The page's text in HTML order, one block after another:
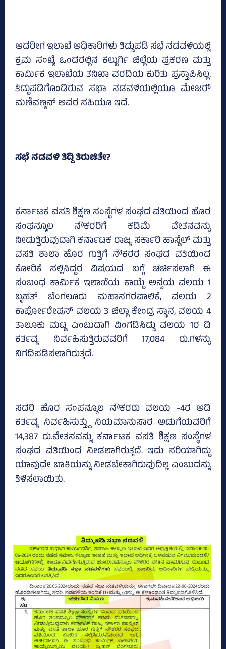
ಆದರೀಗ ಇಲಾಖೆ ಅಧಿಕಾರಿಗಳು ತಿದ್ದುಪಡಿ ಸಭೆ ನಡವಳಿಯಲ್ಲಿ
ಕ್ರಮ ಸಂಖ್ಯೆ ಒಂದರಲ್ಲಿನ ಕಲ್ಬುರ್ಗಿ ಜಿಲ್ಲೆಯ ಪ್ರಕರಣ ಮತ್ತು
ಕಾರ್ಮಿಕ ಇಲಾಖೆಯ ತನಿಖಾ ವರದಿಯ ಕುರಿತು ಪ್ರಸ್ತಾಪಿಸಿಲ್ಲ.
ತಿದ್ದುಪಡಿಗೊಂಡಿರುವ ಸಭಾ ನಡವಳಿಯಲ್ಲಿಯೂ ಮೇಜರ್‍‌
ಮಣಿವಣ್ಣನ್‌ ಅವರ ಸಹಿಯೂ ಇದೆ.
ಸಭೆ ನಡವಳಿ ತಿದ್ದಿ ತಿರುಚಿತೇ?
ಕರ್ನಾಟಕ ವಸತಿ ಶಿಕ್ಷಣ ಸಂಸ್ಥೆಗಳ ಸಂಘದ ವತಿಯಿಂದ ಹೊರ
ಸಂಫನ್ಮೂಲ ನೌಕರರಿಗೆ ಕಡಿಮೆ ವೇತನವನ್ನು
ನೀಡುತ್ತಿರುವುದಾಗಿ ಕರ್ನಾಟಕ ರಾಜ್ಯ ಸರ್ಕಾರಿ ಹಾಸ್ಟೆಲ್‌ ಮತ್ತು
ವಸತಿ ಶಾಲಾ ಹೊರ ಗುತ್ತಿಗೆ ನೌಕರರ ಸಂಘದ ವತಿಯಿಂದ
ಕೋರಿಕೆ ಸಲ್ಲಿಸಿದ್ದರ ವಿಷಯದ ಬಗ್ಗೆ ಚರ್ಚಿಸಲಾಗಿ ಈ
ಸಂಬಂಧ ಕಾರ್ಮಿಕ ಇಲಾಖೆಯ ಕಾಯ್ದೆ ಅನ್ವಯ ವಲಯ 1
ಬೃಹತ್‌ ಬೆಂಗಲೂರು ಮಹಾನಗರಪಾಲಿಕೆ, ವಲಯ 2
ಕಾರ್ಪೋರೇಷನ್‌ ವಲಯ 3 ಜಿಲ್ಲಾ ಕೇಂದ್ರ ಸ್ಥಾನ, ವಲಯ 4
ತಾಲೂಕು ಮಟ್ಟ ಎಂಬುದಾಗಿ ವಿಂಗಡಿಸಿದ್ದು ವಲಯ 1ರ ಡಿ
ಕರ್ತವ್ಯ ನಿರ್ವಹಿಸುತ್ತಿರುವವರಿಗೆ 17,084 ರು.ಗಳನ್ನು
ನಿಗದಿಪಡಿಸಲಾಗಿರುತ್ತದೆ.
ಸದರಿ ಹೊರ ಸಂಪನ್ಮೂಲ ನೌಕರರು ವಲಯ -4ರ ಅಡಿ
ಕರ್ತವ್ಯ ನಿರ್ವಹಿಸುತ್ತ್ದು ನಿಯಮಾನುಸಾರ ಅಡುಗೆಯವರಿಗೆ
14,387 ರು.ವೇತನವನ್ನು ಕರ್ನಾಟಕ ವಸತಿ ಶಿಕ್ಷಣ ಸಂಸ್ಥೆಗಳ
ಸಂಘದ ವತಿಯಿಂದ ನೀಡಲಾಗಿರುತ್ತದೆ. ಇದು ಸರಿಯಾಗಿದ್ದು
ಯಾವುದೇ ಬಾಕಿಯನ್ನು ನೀಡಬೇಕಾಗಿರುವುದಿಲ್ಲ ಎಂಬುದನ್ನು
ತಿಳಿಸಲಾಯಿತು.